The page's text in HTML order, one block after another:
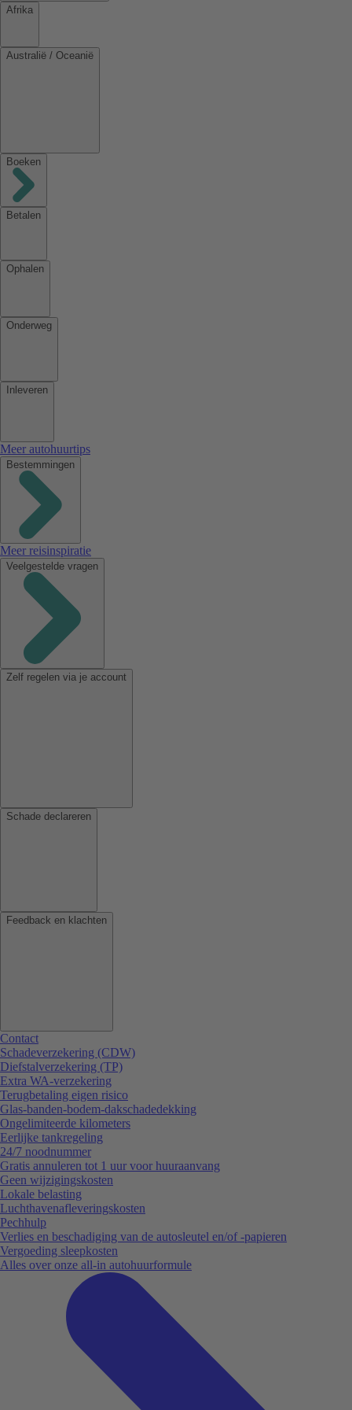
Afrika
Australië / Oceanië
Boeken
Betalen
Ophalen
Onderweg
Inleveren
Meer autohuurtips
Bestemmingen
Meer reisinspiratie
Veelgestelde vragen
Zelf regelen via je account
Schade declareren
Feedback en klachten
Contact
Schadeverzekering (CDW)
Diefstalverzekering (TP)
Extra WA-verzekering
Terugbetaling eigen risico
Glas-banden-bodem-dakschadedekking
Ongelimiteerde kilometers
Eerlijke tankregeling
24/7 noodnummer
Gratis annuleren tot 1 uur voor huuraanvang
Geen wijzigingskosten
Lokale belasting
Luchthavenafleveringskosten
Pechhulp
Verlies en beschadiging van de autosleutel en/of -papieren
Vergoeding sleepkosten
Alles over onze all-in autohuurformule